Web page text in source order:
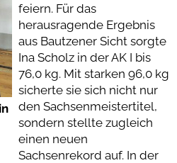
feiern. Für das
herausragende Ergebnis
aus Bautzener Sicht sorgte
Ina Scholz in der AK I bis
76,0 kg. Mit starken 96,0 kg
sicherte sie sich nicht nur
den Sachsenmeistertitel,
sondern stellte zugleich
einen neuen
Sachsenrekord auf. In der